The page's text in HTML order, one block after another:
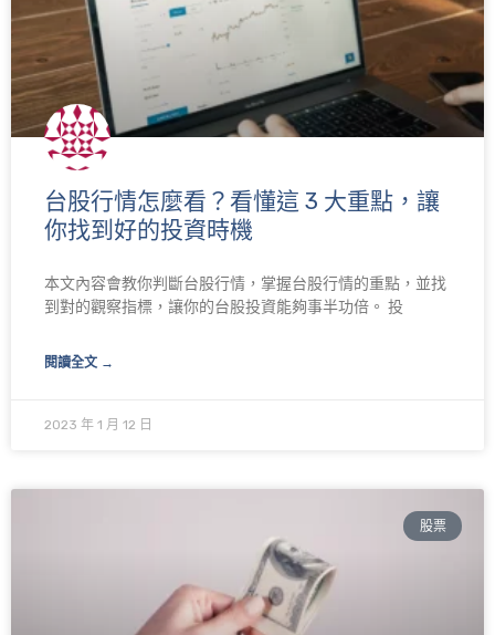
台股行情怎麼看？看懂這 3 大重點，讓
你找到好的投資時機
本文內容會教你判斷台股行情，掌握台股行情的重點，並找
到對的觀察指標，讓你的台股投資能夠事半功倍。 投
閱讀全文 →
2023 年 1 月 12 日
股票